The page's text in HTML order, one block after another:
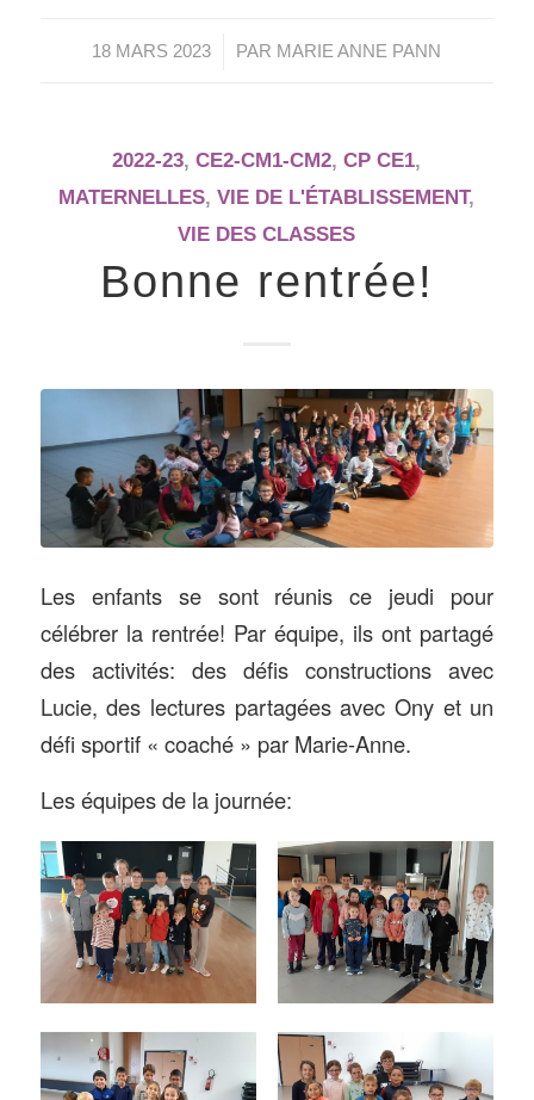
18 MARS 2023
/ PAR MARIE ANNE PANN
2022-23,CE2-CM1-CM2,CP CE1,
MATERNELLES,VIE DE L'ÉTABLISSEMENT,
VIE DES CLASSES
Bonne rentrée!
Les enfants se sont réunis ce jeudi pour
célébrer la rentrée! Par équipe, ils ont partagé
des activités: des défis constructions avec
Lucie, des lectures partagées avec Ony et un
défi sportif « coaché » par Marie-Anne.
Les équipes de la journée: